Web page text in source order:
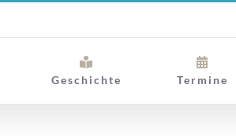
Geschichte Termine